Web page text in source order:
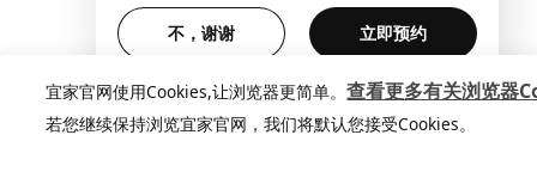
不，谢谢 立即预约
宜家官网使用Cookies,让浏览器更简单。查看更多有关浏览器
若您继续保持浏览宜家官网，我们将默认您接受Cookies。